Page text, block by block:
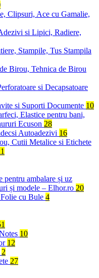
Clipsuri, Ace cu Gamalie,
si Lipici, Radiere,
Stampile, Tus Stampila
Birou, Tehnica de Birou
si Decapsatoare
si Suporti Documente 10
Elastice pentru bani,
Ecuson 28
Autoadezivi 16
Cutii Metalice si Etichete
pentru ambalare și uz
și modele – Elhor.ro 20
cu Bule 4
10
12
2
27